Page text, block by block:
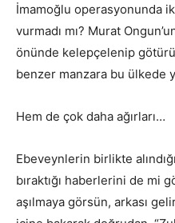
İmamoğlu operasyonunda
vurmadı mı? Murat
önünde kelepçelenip
benzer manzara bu ülkede
Hem de çok daha ağırları…
Ebeveynlerin birlikte
bıraktığı haberlerini de mi
aşılmaya görsün, arkası